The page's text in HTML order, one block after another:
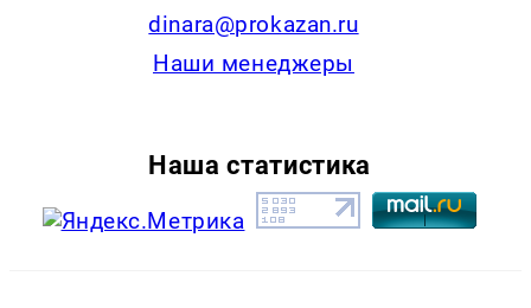
dinara@prokazan.ru
Наши менеджеры
Наша статистика